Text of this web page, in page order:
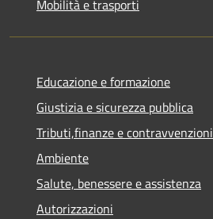
Mobilità e trasporti
Educazione e formazione
Giustizia e sicurezza pubblica
Tributi,finanze e contravvenzioni
Ambiente
Salute, benessere e assistenza
Autorizzazioni